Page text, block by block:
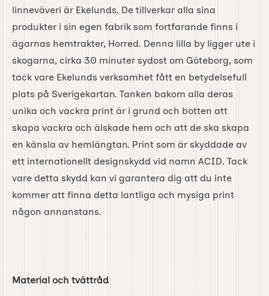
linneväveri är Ekelunds. De tillverkar alla sina
produkter i sin egen fabrik som fortfarande finns i
ägarnas hemtrakter, Horred. Denna lilla by ligger ute i
skogarna, cirka 30 minuter sydost om Göteborg, som
tack vare Ekelunds verksamhet fått en betydelsefull
plats på Sverigekartan. Tanken bakom alla deras
unika och vackra print är i grund och botten att
skapa vackra och älskade hem och att de ska skapa
en känsla av hemlängtan. Print som är skyddade av
ett internationellt designskydd vid namn ACID. Tack
vare detta skydd kan vi garantera dig att du inte
kommer att finna detta lantliga och mysiga print
någon annanstans.
Material och tvättråd